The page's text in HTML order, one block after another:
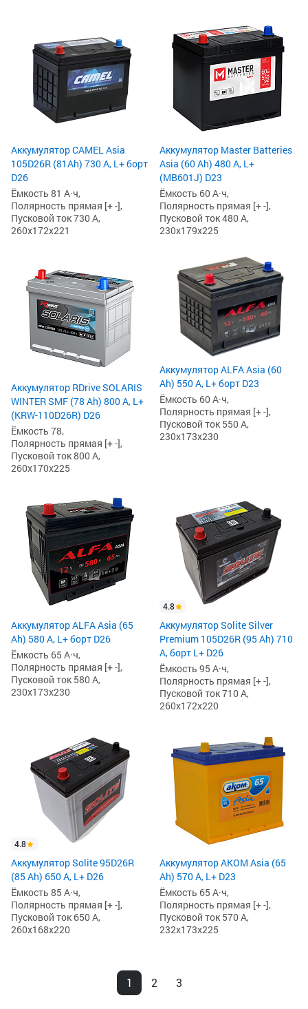
Аккумулятор CAMEL Asia
105D26R (81Ah) 730 А, L+ борт
D26
Ёмкость 81 А·ч,
Полярность прямая [+ -],
Пусковой ток 730 А,
260x172x221
Аккумулятор Master Batteries
Asia (60 Ah) 480 А, L+
(MB601J) D23
Ёмкость 60 А·ч,
Полярность прямая [+ -],
Пусковой ток 480 А,
230x179x225
Аккумулятор RDrive SOLARIS
WINTER SMF (78 Ah) 800 А, L+
(KRW-110D26R) D26
Ёмкость 78,
Полярность прямая [+ -],
Пусковой ток 800 А,
260x170x225
Аккумулятор ALFA Asia (60
Ah) 550 А, L+ борт D23
Ёмкость 60 А·ч,
Полярность прямая [+ -],
Пусковой ток 550 А,
230x173x230
Аккумулятор ALFA Asia (65
Ah) 580 А, L+ борт D26
Ёмкость 65 А·ч,
Полярность прямая [+ -],
Пусковой ток 580 А,
230x173x230
4.8
Аккумулятор Solite Silver
Premium 105D26R (95 Ah) 710
А, борт L+ D26
Ёмкость 95 А·ч,
Полярность прямая [+ -],
Пусковой ток 710 А,
260x172x220
4.8
Аккумулятор Solite 95D26R
(85 Ah) 650 А, L+ D26
Ёмкость 85 А·ч,
Полярность прямая [+ -],
Пусковой ток 650 А,
260x168x220
Аккумулятор AKOM Asia (65
Ah) 570 А, L+ D23
Ёмкость 65 А·ч,
Полярность прямая [+ -],
Пусковой ток 570 А,
232x173x225
1 2 3